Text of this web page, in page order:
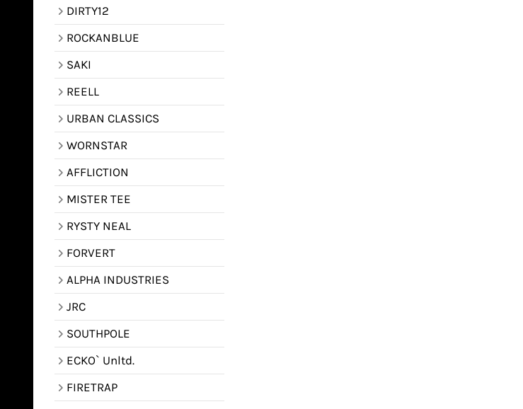
DIRTY12
ROCKANBLUE
SAKI
REELL
URBAN CLASSICS
WORNSTAR
AFFLICTION
MISTER TEE
RYSTY NEAL
FORVERT
ALPHA INDUSTRIES
JRC
SOUTHPOLE
ECKO` Unltd.
FIRETRAP